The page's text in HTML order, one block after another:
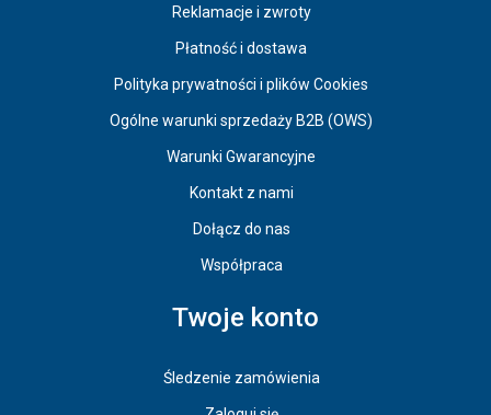
Reklamacje i zwroty
Płatność i dostawa
Polityka prywatności i plików Cookies
Ogólne warunki sprzedaży B2B (OWS)
Warunki Gwarancyjne
Kontakt z nami
Dołącz do nas
Współpraca
Twoje konto
Śledzenie zamówienia